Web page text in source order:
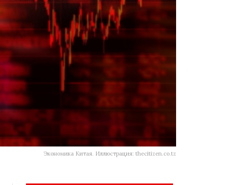
Экономика Китая. Иллюстрация: thecitizen.co.tz